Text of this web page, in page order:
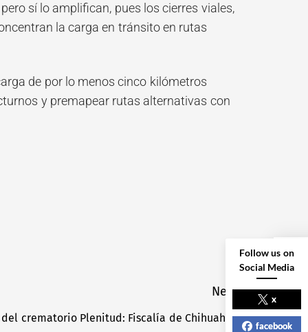
sí lo amplifican, pues los cierres viales,
la carga en tránsito en rutas
de por lo menos cinco kilómetros
y premapear rutas alternativas con
Next
Next
crematorio Plenitud: Fiscalía de Chihuahua NEXT POST
Follow us on
Social Media
x
facebook